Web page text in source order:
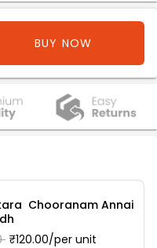
BUY NOW
Chooranam Annai
₹120.00/per unit